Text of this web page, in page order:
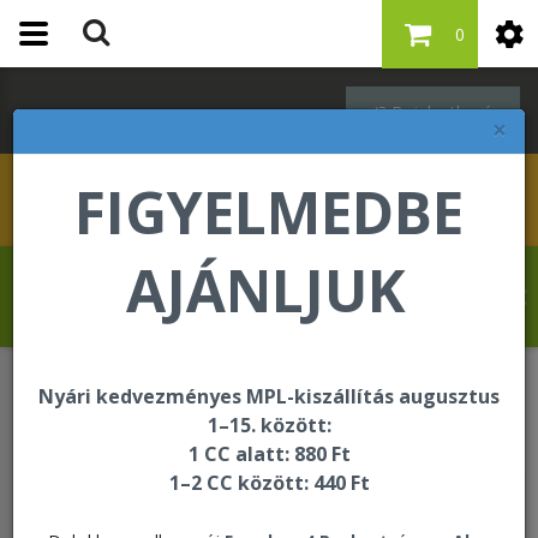
×
FIGYELMEDBE
AJÁNLJUK
Nyári kedvezményes MPL-kiszállítás augusztus
1–15. között:
1 CC alatt: 880 Ft
1–2 CC között: 440 Ft
Bejelentkezés
0
Hahn Martina üdvözli Önt a Forever Living
internetes áruházában!